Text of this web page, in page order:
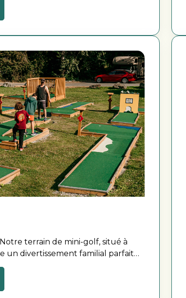
terrain de mini-golf, situé à
un divertissement familial parfait
d’habileté.